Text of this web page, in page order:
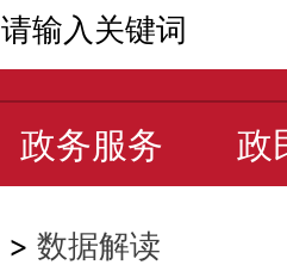
政务服务 政
> 数据解读